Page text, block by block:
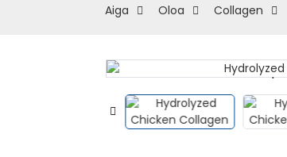
Aiga Oloa Collagen